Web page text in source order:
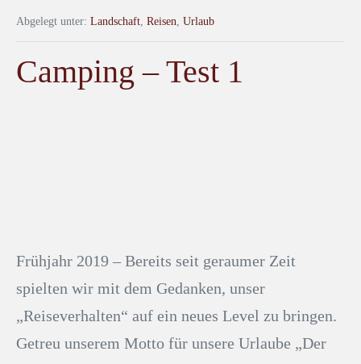
Abgelegt unter: Landschaft, Reisen, Urlaub
Camping – Test 1
Frühjahr 2019 – Bereits seit geraumer Zeit
spielten wir mit dem Gedanken, unser
„Reiseverhalten“ auf ein neues Level zu bringen.
Getreu unserem Motto für unsere Urlaube „Der